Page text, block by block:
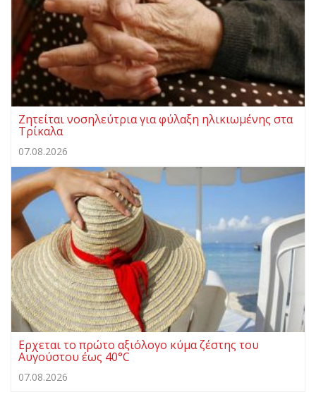
Ζητείται νοσηλεύτρια για φύλαξη ηλικιωμένης στα
Τρίκαλα
07.08.2026
Ερχεται το πρώτο αξιόλογο κύμα ζέστης του
Αυγούστου έως 40°C
07.08.2026